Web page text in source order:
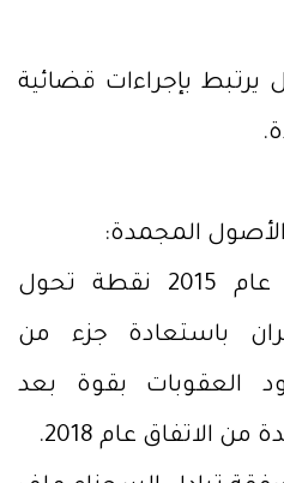
يرتبط بإجراءات قضائية
المجمدة:
شكّل الاتفاق النووي عام 2015 نقطة تحول
باستعادة جزء من
العقوبات بقوة بعد
الاتفاق عام 2018.